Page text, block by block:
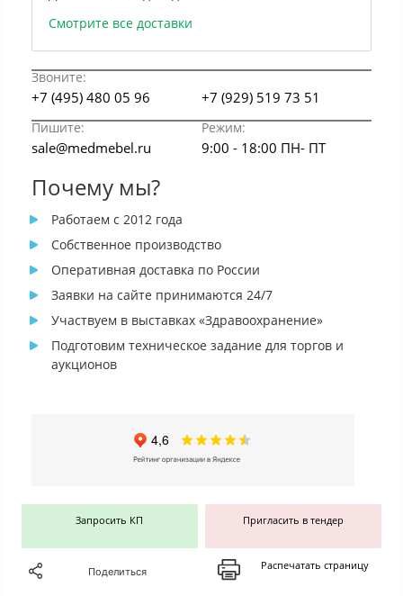
Смотрите все доставки
Звоните:
+7 (495) 480 05 96 +7 (929) 519 73 51
Пишите: Режим:
sale@medmebel.ru 9:00 - 18:00 ПН- ПТ
Почему мы?
Работаем с 2012 года
Собственное производство
Оперативная доставка по России
Заявки на сайте принимаются 24/7
Участвуем в выставках «Здравоохранение»
Подготовим техническое задание для торгов и
аукционов
Запросить КП Пригласить в тендер
Поделиться Распечатать страницу